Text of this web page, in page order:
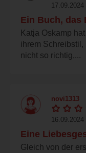
Ein Buch, das
Katja Oskamp
ihrem
nicht so richtig,...
novi1313
16.09.2024
Eine
Gleich von der